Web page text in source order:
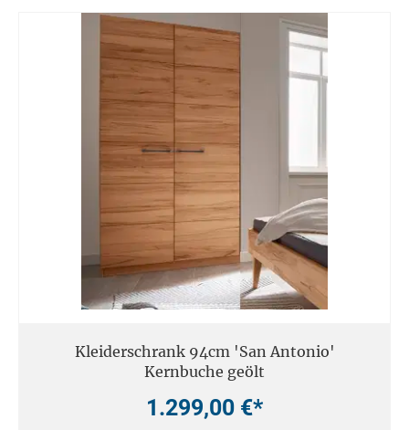
Kleiderschrank 94cm 'San Antonio'
Kernbuche geölt
1.299,00 €*